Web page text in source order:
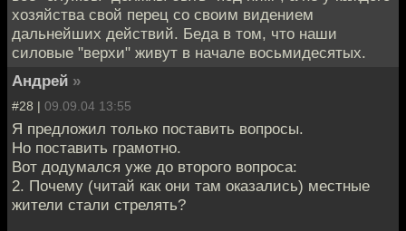
хозяйства свой перец со своим видением
дальнейших действий. Беда в том, что наши
силовые "верхи" живут в начале восьмидесятых.
Андрей »
#28 | 09.09.04 13:55
Я предложил только поставить вопросы.
Но поставить грамотно.
Вот додумался уже до второго вопроса:
2. Почему (читай как они там оказались) местные
жители стали стрелять?